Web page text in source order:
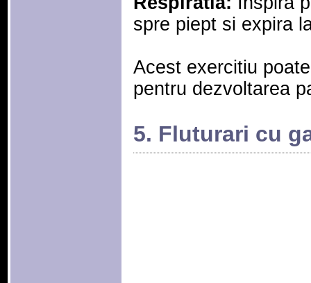
spre piept si expira
Acest exercitiu
pentru dezvoltarea
5. Fluturari cu